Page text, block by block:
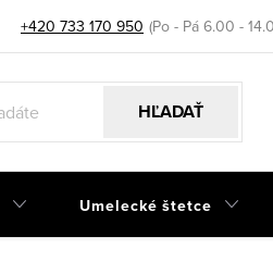
+420 733 170 950
HĽADAŤ
Umelecké štetce